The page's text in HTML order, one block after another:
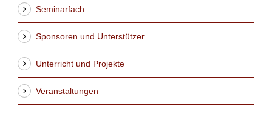
Seminarfach
Sponsoren und Unterstützer
Unterricht und Projekte
Veranstaltungen